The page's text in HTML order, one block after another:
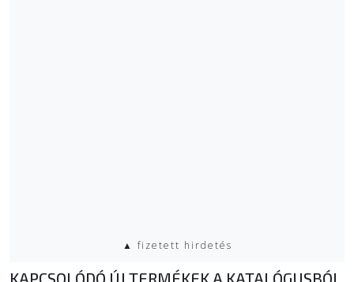
▲ fizetett hirdetés
KAPCSOLÓDÓ ÚJ TERMÉKEK A KATALÓGUSBÓL